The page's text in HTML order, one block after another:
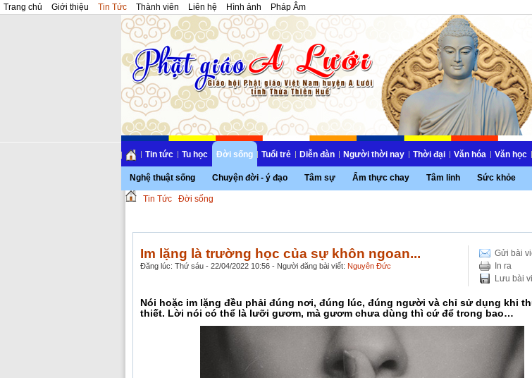
Trang chủ Giới thiệu Tin Tức Thành viên Liên hệ Hình ảnh Pháp Âm
Tin tức Tu học Đời sống
Nghệ thuật sống Chuyện đời - ý đạo Tâm sự Ẩm thực chay Tâm linh Sức khỏe
Tuổi trẻ Diễn đàn Người thời nay Thời đại Văn hóa Văn học
Tin Tức Đời sống
Gửi bài
In ra
Lưu bài
Im lặng là trường học của sự khôn ngoan...
Đăng lúc: Thứ sáu - 22/04/2022 10:56 - Người đăng bài viết: Nguyên Đức
Nói hoặc im lặng đều phải đúng nơi, đúng lúc, đúng người và chỉ sử dụng khi
thiết. Lời nói có thể là lưỡi gươm, mà gươm chưa dùng thì cứ để trong bao…